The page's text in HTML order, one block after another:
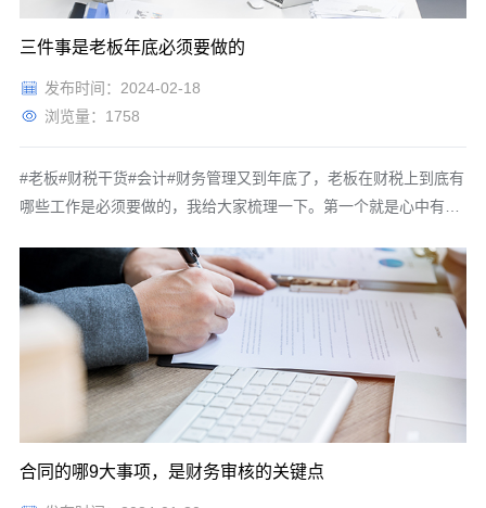
三件事是老板年底必须要做的
发布时间：2024-02-18
浏览量：1758
#老板#财税干货#会计#财务管理又到年底了，老板在财税上到底有
哪些工作是必须要做的，我给大家梳理一下。第一个就是心中有
我们全年的交税情况，以及我们在财税上还有什么遗留问题，因为
年底是我们会计要结账的时候，很多的会计事情和税务都是要算总
账的，如增值
合同的哪9大事项，是财务审核的关键点